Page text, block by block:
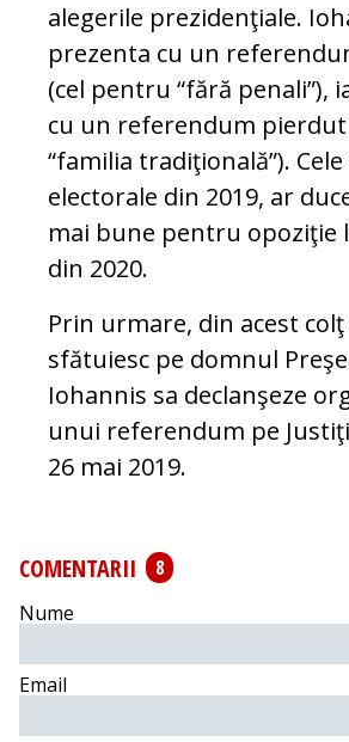
alegerile prezidenţiale.
prezenta cu un
(cel pentru “fără penali”),
cu un referendum
“familia tradiţională”).
electorale din 2019, ar
mai bune pentru opoziţie
din 2020.
Prin urmare, din acest
sfătuiesc pe domnul
Iohannis sa declanşeze
unui referendum pe
26 mai 2019.
COMENTARII
8
Nume
Email